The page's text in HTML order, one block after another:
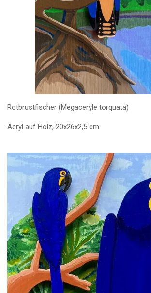
Rotbrustfischer (Megaceryle torquata)
Acryl auf Holz, 20x26x2,5 cm